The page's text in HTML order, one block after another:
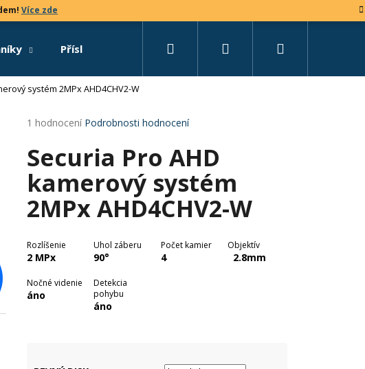
Více zde
Příslušenství Set na míru Přihlášení
systém 2MPx AHD4CHV2-W
Průměrné
produktu
je
4,0
5
hvězdiček.
1 hodnocení Podrobnosti hodnocení
Securia Pro AHD
kamerový systém
2MPx AHD4CHV2-W
Rozlíšenie
2 MPx
Uhol záberu
90°
Počet kamier
4
Objektív
2.8mm
Nočné videnie
áno
Detekcia
pohybu
áno